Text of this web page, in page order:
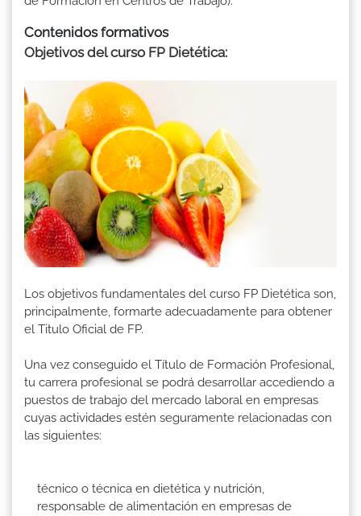
Contenidos formativos
Objetivos del curso FP Dietética:
Los objetivos fundamentales del curso FP Dietética son,
principalmente, formarte adecuadamente para obtener
el Titulo Oficial de FP.
Una vez conseguido el Título de Formación Profesional,
tu carrera profesional se podrá desarrollar accediendo a
puestos de trabajo del mercado laboral en empresas
cuyas actividades estén seguramente relacionadas con
las siguientes:
técnico o técnica en dietética y nutrición,
responsable de alimentación en empresas de